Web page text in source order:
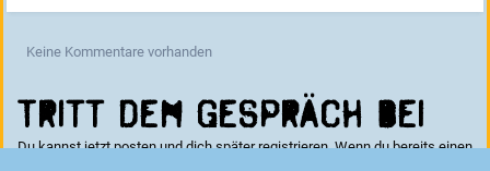
Keine Kommentare vorhanden
Tritt dem Gespräch bei
Du kannst jetzt posten und dich später registrieren. Wenn du bereits einen